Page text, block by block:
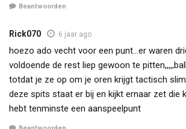
Beantwoorden
Rick070 6 jaar ago
hoezo ado vecht voor een punt…er waren
voldoende de rest liep gewoon te
totdat je ze op om je oren krijgt tactisch
deze spits staat er bij en kijkt ernaar zet die
hebt tenminste een aanspeelpunt